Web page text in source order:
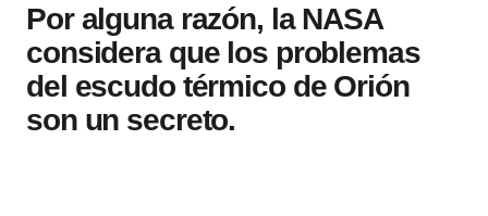
Por alguna razón, la NASA
considera que los problemas
del escudo térmico de Orión
son un secreto.